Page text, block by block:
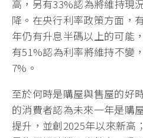
高，另有33%認為將維持現
降。在央行利率政策方面，
年仍有升息半碼以上的可能
有51%認為利率將維持不變
7%。
至於何時是購屋與售屋的好
的消費者認為未來一年是購
提升，並創2025年以來新高